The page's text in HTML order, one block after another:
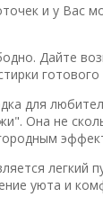
и у Вас
Дайте
готового
для
Она не
легкий
уюта и